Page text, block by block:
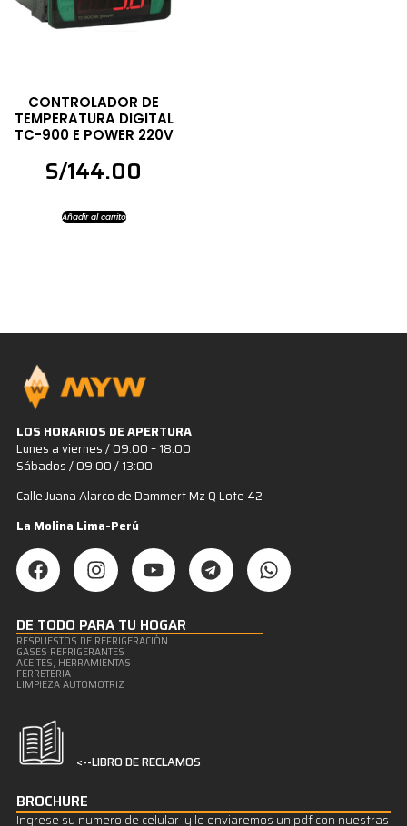
CONTROLADOR DE
TEMPERATURA DIGITAL
TC-900 E POWER 220V
S/144.00
Añadir al carrito
LOS HORARIOS DE APERTURA
Lunes a viernes / 09:00 – 18:00
Sábados / 09:00 / 13:00
Calle Juana Alarco de Dammert Mz Q Lote 42
La Molina Lima-Perú
DE TODO PARA TU HOGAR
RESPUESTOS DE REFRIGERACIÒN
GASES REFRIGERANTES
ACEITES, HERRAMIENTAS
FERRETERIA
LIMPIEZA AUTOMOTRIZ
<--LIBRO DE RECLAMOS
BROCHURE
Ingrese su numero de celular y le enviaremos un pdf con nuestras